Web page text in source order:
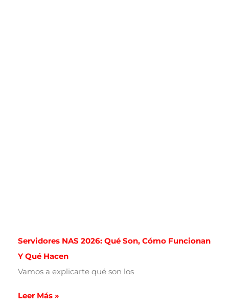
Servidores NAS 2026: Qué Son, Cómo Funcionan
Y Qué Hacen
Vamos a explicarte qué son los
Leer Más »